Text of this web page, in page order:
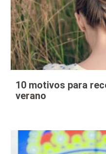
10 motivos para
verano